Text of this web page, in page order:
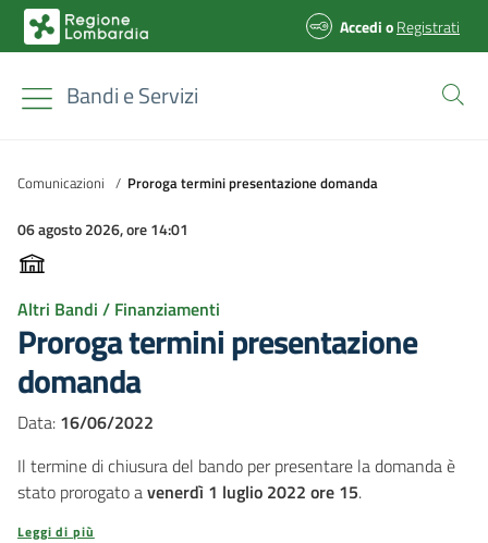
AccedioRegistrati
Bandi e Servizi
Comunicazioni / Proroga termini presentazione domanda
06 agosto 2026, ore 14:01
Altri Bandi / Finanziamenti
Proroga termini presentazione
domanda
Data: 16/06/2022
Il termine di chiusura del bando per presentare la domanda è
stato prorogato avenerdì 1 luglio 2022 ore 15.
Leggi di più